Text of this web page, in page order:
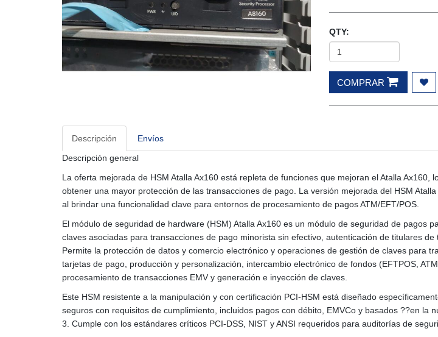
QTY:
COMPRAR
Descripción
Envíos
Descripción general
La oferta mejorada de HSM Atalla Ax160 está repleta de funciones que mejoran el Atalla Ax160,
obtener una mayor protección de las transacciones de pago. La versión mejorada del HSM
al brindar una funcionalidad clave para entornos de procesamiento de pagos ATM/EFT/POS.
El módulo de seguridad de hardware (HSM) Atalla Ax160 es un módulo de seguridad de pagos
claves asociadas para transacciones de pago minorista sin efectivo, autenticación de titulares de
Permite la protección de datos y comercio electrónico y operaciones de gestión de claves para
tarjetas de pago, producción y personalización, intercambio electrónico de fondos (EFTPOS,
procesamiento de transacciones EMV y generación e inyección de claves.
Este HSM resistente a la manipulación y con certificación PCI-HSM está diseñado
seguros con requisitos de cumplimiento, incluidos pagos con débito, EMVCo y basados ??en la
3. Cumple con los estándares críticos PCI-DSS, NIST y ANSI requeridos para auditorías de